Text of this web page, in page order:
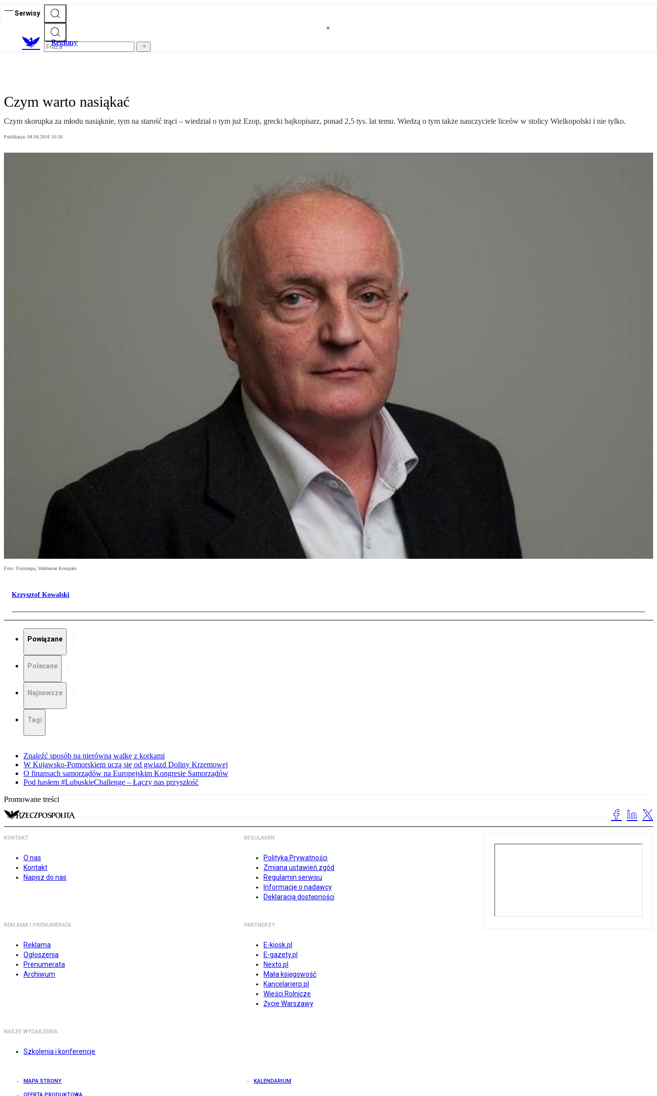
Serwisy
Regiony
Czym warto nasiąkać
Czym skorupka za młodu nasiąknie, tym na starość trąci – wiedział o tym już Ezop, grecki bajkopisarz, ponad 2,5 tys. lat temu. Wiedzą o tym także nauczyciele liceów w stolicy Wielkopolski i nie tylko.
Publikacja: 04.04.2016 16:56
Foto: Fotorzepa, Waldemar Kompała
Krzysztof Kowalski
Powiązane
Polecane
Najnowsze
Tagi
Znaleźć sposób na nierówną walkę z korkami
W Kujawsko-Pomorskiem uczą się od gwiazd Doliny Krzemowej
O finansach samorządów na Europejskim Kongresie Samorządów
Pod hasłem #LubuskieChallenge – Łączy nas przyszłość
Promowane treści
KONTAKT
O nas
Kontakt
Napisz do nas
REGULAMIN
Polityka Prywatności
Zmiana ustawień zgód
Regulamin serwisu
Informacje o nadawcy
Deklaracja dostępności
REKLAMA I PRENUMERATA
Reklama
Ogłoszenia
Prenumerata
Archiwum
PARTNERZY
E-kiosk.pl
E-gazety.pl
Nexto.pl
Mała księgowość
Kancelarierp.pl
Wieści Rolnicze
Życie Warszawy
NASZE WYDARZENIA
Szkolenia i konferencje
MAPA STRONY KALENDARIUM